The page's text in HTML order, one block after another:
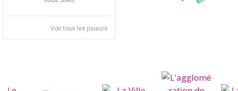
Voir tous les joueurs